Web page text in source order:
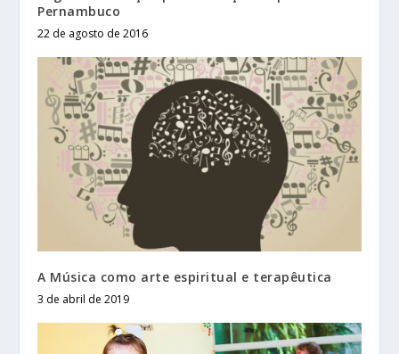
Pernambuco
22 de agosto de 2016
A Música como arte espiritual e terapêutica
3 de abril de 2019